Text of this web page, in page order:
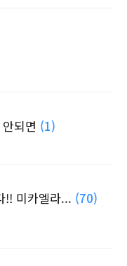
되면 (1)
!! 미카엘라... (70)